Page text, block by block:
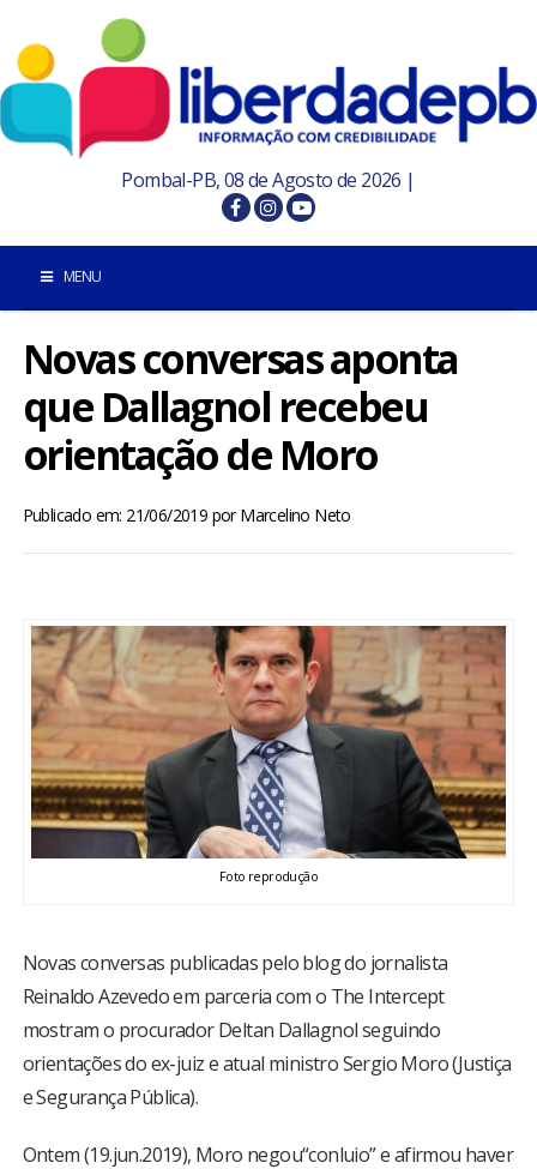
Pombal-PB, 08 de Agosto de 2026 |
MENU
INÍCIO
POMBAL E REGIÃO
BRASIL
ESPORTES
ENTRETENIMENTO
ENQUETE
FOTOS
COLUNISTAS
Novas conversas aponta
que Dallagnol recebeu
orientação de Moro
Publicado em: 21/06/2019 porMarcelino Neto
Foto reprodução
Novas conversas publicadas pelo blog do jornalista
Reinaldo Azevedo em parceria com o The Intercept
mostram o procurador Deltan Dallagnol seguindo
orientações do ex-juiz e atual ministro Sergio Moro (Justiça
e Segurança Pública).
Ontem (19.jun.2019), Moro negou“conluio” e afirmou haver